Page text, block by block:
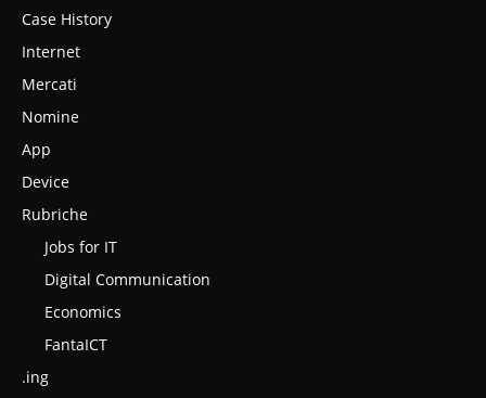
Case History
Internet
Mercati
Nomine
App
Device
Rubriche
Jobs for IT
Digital Communication
Economics
FantaICT
.ing